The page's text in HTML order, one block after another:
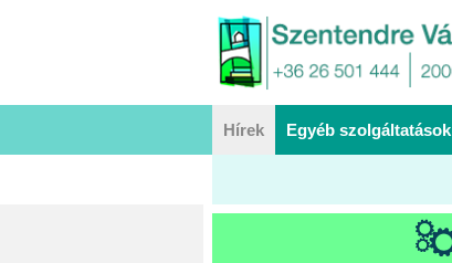
Hírek Egyéb szolgáltatások